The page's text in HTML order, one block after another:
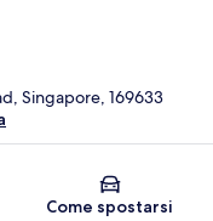
Mappa
Singapore, 169633
Come spostarsi